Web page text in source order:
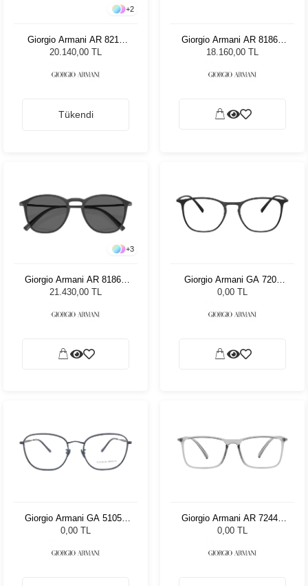
+2
Giorgio Armani AR 8211
587914 52 Unisex Güneş
20.140,00 TL
Tükendi
Giorgio Armani AR 8186U
504287 52 Unisex Güneş
18.160,00 TL
+3
Giorgio Armani AR 8186U
506081 - 52 Unisex Güneş
21.430,00 TL
Giorgio Armani GA 7202
5042 53
0,00 TL
Giorgio Armani GA 5105J
3001 54
0,00 TL
Giorgio Armani AR 7244U
5948 53
0,00 TL